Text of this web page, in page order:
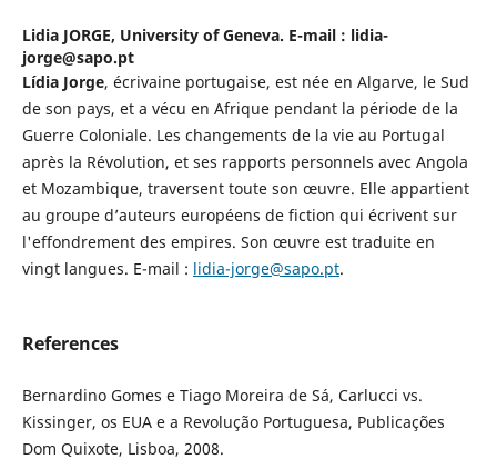
Lidia JORGE, University of Geneva. E-mail : lidia-
jorge@sapo.pt
Lídia Jorge, écrivaine portugaise, est née en Algarve, le Sud
de son pays, et a vécu en Afrique pendant la période de la
Guerre Coloniale. Les changements de la vie au Portugal
après la Révolution, et ses rapports personnels avec Angola
et Mozambique, traversent toute son œuvre. Elle appartient
au groupe d’auteurs européens de fiction qui écrivent sur
l'effondrement des empires. Son œuvre est traduite en
vingt langues. E-mail : lidia-jorge@sapo.pt.
References
Bernardino Gomes e Tiago Moreira de Sá, Carlucci vs.
Kissinger, os EUA e a Revolução Portuguesa, Publicações
Dom Quixote, Lisboa, 2008.